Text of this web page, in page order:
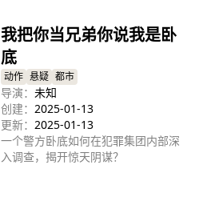
我把你当兄弟你说我是卧
底
动作 悬疑 都市
导演： 未知
创建： 2025-01-13
更新： 2025-01-13
一个警方卧底如何在犯罪集团内部深
入调查，揭开惊天阴谋？